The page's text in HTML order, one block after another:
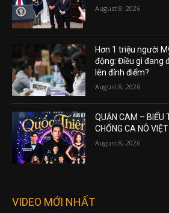
August 8, 2026
Hơn 1 triệu người
động: Điều gì đang
lên đỉnh điểm?
August 8, 2026
QUẬN CAM – BIỂU
CHỐNG CA NÔ
August 8, 2026
VIDEO MỚI NHẤT